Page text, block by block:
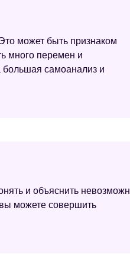
может быть признаком
много перемен и
большая самоанализ и
и объяснить
можете совершить